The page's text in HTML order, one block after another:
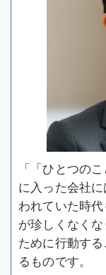
「「ひとつの
に入った会社
われていた時
が珍しくなく
ために行動す
るものです。